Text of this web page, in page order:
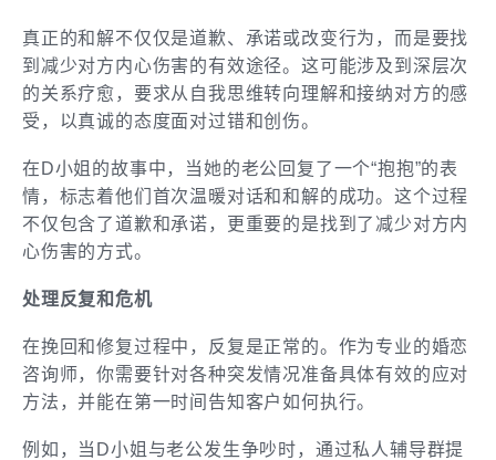
真正的和解不仅仅是道歉、承诺或改变行为，而是要找
到减少对方内心伤害的有效途径。这可能涉及到深层次
的关系疗愈，要求从自我思维转向理解和接纳对方的感
受，以真诚的态度面对过错和创伤。
在D小姐的故事中，当她的老公回复了一个“抱抱”的表
情，标志着他们首次温暖对话和和解的成功。这个过程
不仅包含了道歉和承诺，更重要的是找到了减少对方内
心伤害的方式。
处理反复和危机
在挽回和修复过程中，反复是正常的。作为专业的婚恋
咨询师，你需要针对各种突发情况准备具体有效的应对
方法，并能在第一时间告知客户如何执行。
例如，当D小姐与老公发生争吵时，通过私人辅导群提